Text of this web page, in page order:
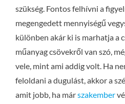
szükség. Fontos felhívni a
megengedett mennyiségű
különben akár ki is marhatja a
műanyag csövekről van szó,
vele, mint ami addig volt. Ha
feloldani a dugulást, akkor a
amit jobb, ha márszakember